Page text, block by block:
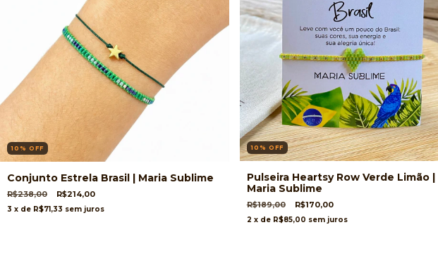
10 % OFF
Conjunto Estrela Brasil | Maria Sublime
R$238,00 R$214,00
3 x de R$71,33 sem juros
10 % OFF
Pulseira Heartsy Row Verde Limão |
Maria Sublime
R$189,00 R$170,00
2 x de R$85,00 sem juros